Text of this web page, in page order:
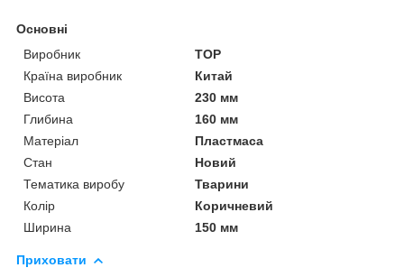
Основні
Виробник
TOP
Країна виробник
Китай
Висота
230 мм
Глибина
160 мм
Матеріал
Пластмаса
Стан
Новий
Тематика виробу
Тварини
Колір
Коричневий
Ширина
150 мм
Приховати